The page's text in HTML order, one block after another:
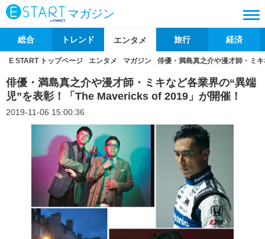
マガジン
総合 トレンド エンタメ 旅行 経済
E START トップページ エンタメ マガジン 俳優・満島真之介や漫才師・ミ
俳優・満島真之介や漫才師・ミキなど各業界の“異端
児”を表彰！「The Mavericks of 2019」が開催！
2019-11-06 15:00:36